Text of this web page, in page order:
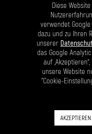
Bearbeitungszeit
Baywobau GmbH /
Das Baugrundstück für
sich in der Leipziger
Straße verläuft parallel
Straße und beide sind
Diese
verwendet
dazu und zu Ihren
unserer
das Google
auf
unsere Website
"Cookie-
AKZEPTIEREN